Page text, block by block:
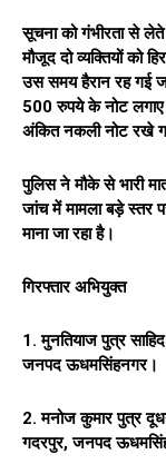
सूचना को गंभीरता से
मौजूद दो व्यक्तियों को
उस समय हैरान रह गई
500 रुपये के नोट
अंकित नकली नोट रखे
पुलिस ने मौके से भारी
जांच में मामला बड़े स्तर
माना जा रहा है।
गिरफ्तार अभियुक्त
1. मुनतियाज पुत्र
जनपद ऊधमसिंहनगर।
2. मनोज कुमार पुत्र
गदरपुर, जनपद